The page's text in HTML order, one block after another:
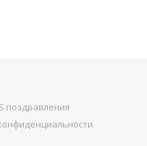
поздравления